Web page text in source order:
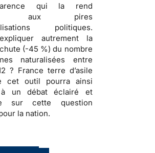
qui la rend
aux pires
politiques.
autrement la
(-45 %) du nombre
naturalisées entre
? France terre d’asile
cet outil pourra ainsi
à un débat éclairé et
sur cette question
la nation.